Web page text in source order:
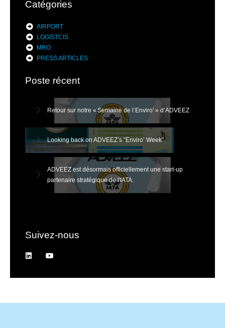
Catégories
AIRPORT
LOGISTCIS
MRO
PRESS ARTICLES
Poste récent
Retour sur notre « Semaine de l’Enviro’ » d’ADVEEZ
Looking back on ADVEEZ’s “Enviro’ Week”
ADVEEZ est désormais officiellement une start-up
partenaire stratégique de l'IATA.
Suivez-nous